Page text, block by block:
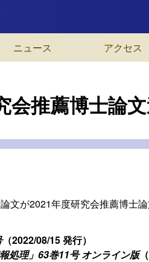
ニュース アクセス
会推薦博士論
文が2021年度研究会推薦博士
（2022/08/15 発行）
処理」63巻11号 オンライン版